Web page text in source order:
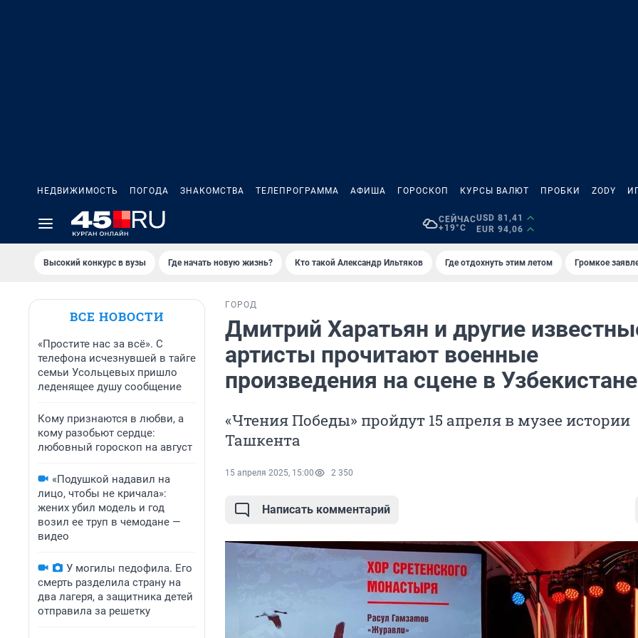
НЕДВИЖИМОСТЬ ПОГОДА ЗНАКОМСТВА ТЕЛЕПРОГРАММА АФИША ГОРОСКОП КУРСЫ ВАЛЮТ ПРОБКИ ZODY
СЕЙЧАС
+19°C
USD 81,41
EUR 94,06
Высокий конкурс в вузы Где начать новую жизнь? Кто такой Александр Ильтяков Где отдохнуть этим летом Громкое
ВСЕ НОВОСТИ
«Простите нас за всё». С
телефона исчезнувшей в тайге
семьи Усольцевых пришло
леденящее душу сообщение
Кому признаются в любви, а
кому разобьют сердце:
любовный гороскоп на август
«Подушкой надавил на
лицо, чтобы не кричала»:
жених убил модель и год
возил ее труп в чемодане —
видео
У могилы педофила. Его
смерть разделила страну на
два лагеря, а защитника детей
отправила за решетку
ГОРОД
Дмитрий Харатьян и другие
артисты прочитают военные
произведения на сцене в Узбекистане
«Чтения Победы» пройдут 15 апреля в музее истории
Ташкента
15 апреля 2025, 15:00 2 350
Написать комментарий